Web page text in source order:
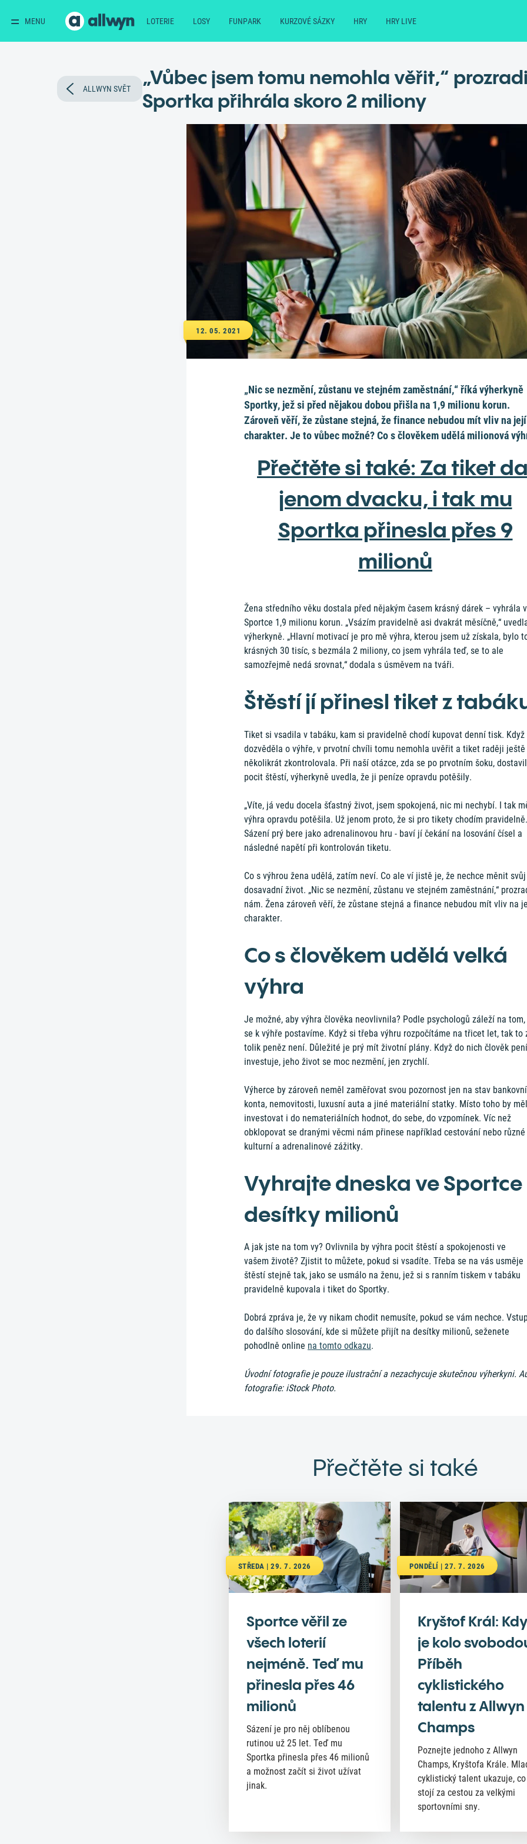
MENU LOTERIE LOSY FUNPARK KURZOVÉ SÁZKY HRY HRY LIVE
ALLWYN SVĚT
„Vůbec jsem tomu nemohla věřit,“
Sportka přihrála skoro 2 miliony
12. 05. 2021
„Nic se nezmění, zůstanu ve stejném zaměstnání,“ říká výherkyně
Sportky, jež si před nějakou dobou přišla na 1,9 milionu korun.
Zároveň věří, že zůstane stejná, že finance nebudou mít vliv na její
charakter. Je to vůbec možné? Co s člověkem udělá milionová
Přečtěte si také: Za tiket
jenom dvacku, i tak mu
Sportka přinesla přes 9
milionů
Žena středního věku dostala před nějakým časem krásný dárek – vyhrála
Sportce 1,9 milionu korun. „Vsázím pravidelně asi dvakrát měsíčně,“
výherkyně. „Hlavní motivací je pro mě výhra, kterou jsem už získala, bylo
krásných 30 tisíc, s bezmála 2 miliony, co jsem vyhrála teď, se to ale
samozřejmě nedá srovnat,“ dodala s úsměvem na tváři.
Štěstí jí přinesl tiket z
Tiket si vsadila v tabáku, kam si pravidelně chodí kupovat denní tisk. Když
dozvěděla o výhře, v prvotní chvíli tomu nemohla uvěřit a tiket raději ještě
několikrát zkontrolovala. Při naší otázce, zda se po prvotním šoku, dostavil
pocit štěstí, výherkyně uvedla, že ji peníze opravdu potěšily.
„Víte, já vedu docela šťastný život, jsem spokojená, nic mi nechybí. I tak
výhra opravdu potěšila. Už jenom proto, že si pro tikety chodím
Sázení prý bere jako adrenalinovou hru - baví jí čekání na losování čísel a
následné napětí při kontrolován tiketu.
Co s výhrou žena udělá, zatím neví. Co ale ví jistě je, že nechce měnit svůj
dosavadní život. „Nic se nezmění, zůstanu ve stejném zaměstnání,“
nám. Žena zároveň věří, že zůstane stejná a finance nebudou mít vliv na
charakter.
Co s člověkem udělá velká
výhra
Je možné, aby výhra člověka neovlivnila? Podle psychologů záleží na
se k výhře postavíme. Když si třeba výhru rozpočítáme na třicet let, tak to
tolik peněz není. Důležité je prý mít životní plány. Když do nich člověk
investuje, jeho život se moc nezmění, jen zrychlí.
Výherce by zároveň neměl zaměřovat svou pozornost jen na stav
konta, nemovitosti, luxusní auta a jiné materiální statky. Místo toho by měl
investovat i do nemateriálních hodnot, do sebe, do vzpomínek. Víc než
obklopovat se dranými věcmi nám přinese například cestování nebo různé
kulturní a adrenalinové zážitky.
Vyhrajte dneska ve Sportce
desítky milionů
A jak jste na tom vy? Ovlivnila by výhra pocit štěstí a spokojenosti ve
vašem životě? Zjistit to můžete, pokud si vsadíte. Třeba se na vás usměje
štěstí stejně tak, jako se usmálo na ženu, jež si s ranním tiskem v tabáku
pravidelně kupovala i tiket do Sportky.
Dobrá zpráva je, že vy nikam chodit nemusíte, pokud se vám nechce.
do dalšího slosování, kde si můžete přijít na desítky milionů, seženete
pohodlně online na tomto odkazu.
Úvodní fotografie je pouze ilustrační a nezachycuje skutečnou výherkyni.
fotografie: iStock Photo.
Přečtěte si také
STŘEDA | 29. 7. 2026
Sportce věřil ze
všech loterií
nejméně. Teď mu
přinesla přes 46
milionů
Sázení je pro něj oblíbenou
rutinou už 25 let. Teď mu
Sportka přinesla přes 46 milionů
a možnost začít si život užívat
jinak.
PONDĚLÍ | 27. 7. 2026
Kryštof Král:
je kolo
Příběh
cyklistického
talentu z Allwyn
Champs
Poznejte jednoho z Allwyn
Champs, Kryštofa Krále.
cyklistický talent ukazuje, co
stojí za cestou za velkými
sportovními sny.